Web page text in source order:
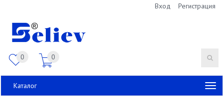
Вход Регистрация
0 0
Каталог